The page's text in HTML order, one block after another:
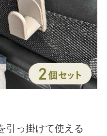
引っ掛けて使える